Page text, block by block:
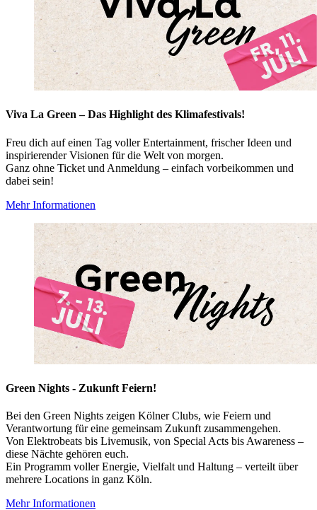
Viva La Green – Das Highlight des Klimafestivals!
Freu dich auf einen Tag voller Entertainment, frischer Ideen und
inspirierender Visionen für die Welt von morgen.
Ganz ohne Ticket und Anmeldung – einfach vorbeikommen und
dabei sein!
Mehr Informationen
Green Nights - Zukunft Feiern!
Bei den Green Nights zeigen Kölner Clubs, wie Feiern und
Verantwortung für eine gemeinsam Zukunft zusammengehen.
Von Elektrobeats bis Livemusik, von Special Acts bis Awareness –
diese Nächte gehören euch.
Ein Programm voller Energie, Vielfalt und Haltung – verteilt über
mehrere Locations in ganz Köln.
Mehr Informationen